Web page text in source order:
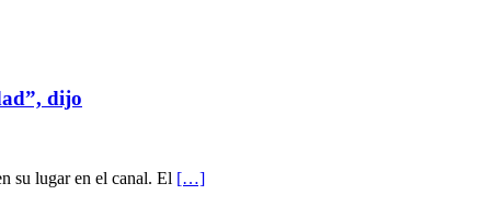
dijo
su lugar en el canal. El […]